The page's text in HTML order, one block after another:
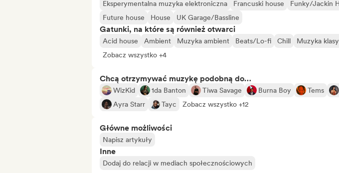
Eksperymentalna muzyka elektroniczna
Francuski house
Funky/Jackin
Future house
House UK Garage/Bassline
Gatunki, na które są również otwarci
Acid house Ambient Muzyka ambient Beats/Lo-fi Chill
Muzyka
Zobacz wszystko +4
Chcą otrzymywać muzykę podobną do…
WizKid 1da Banton Tiwa Savage Burna Boy Tems
Ayra Starr
Tayc Zobacz wszystko +12
Główne możliwości
Napisz artykuły
Inne
Dodaj do relacji w mediach społecznościowych